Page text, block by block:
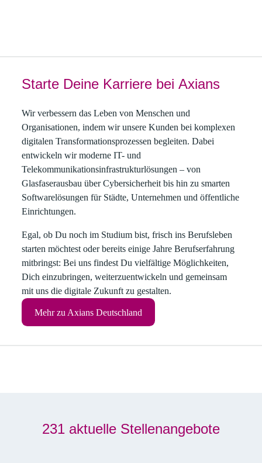
Starte Deine Karriere bei Axians
Wir verbessern das Leben von Menschen und
Organisationen, indem wir unsere Kunden bei komplexen
digitalen Transformationsprozessen begleiten. Dabei
entwickeln wir moderne IT- und
Telekommunikationsinfrastrukturlösungen – von
Glasfaserausbau über Cybersicherheit bis hin zu smarten
Softwarelösungen für Städte, Unternehmen und öffentliche
Einrichtungen.
Egal, ob Du noch im Studium bist, frisch ins Berufsleben
starten möchtest oder bereits einige Jahre Berufserfahrung
mitbringst: Bei uns findest Du vielfältige Möglichkeiten,
Dich einzubringen, weiterzuentwickeln und gemeinsam
mit uns die digitale Zukunft zu gestalten.
Mehr zu Axians Deutschland
231 aktuelle Stellenangebote